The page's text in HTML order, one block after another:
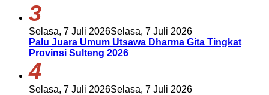
3
Selasa, 7 Juli 2026Selasa, 7 Juli 2026
Palu Juara Umum Utsawa Dharma Gita Tingkat
Provinsi Sulteng 2026
4
Selasa, 7 Juli 2026Selasa, 7 Juli 2026